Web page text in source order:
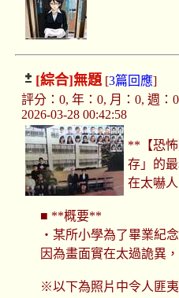
[綜合]無題[3篇回應]
評分：0, 年：0, 月：0, 週：
2026-03-28 00:42:58
**【恐
存」的
在太嚇
■ **概要**
・某所小學為了畢業紀
因為畫面實在太過詭異
※以下為照片中令人匪夷